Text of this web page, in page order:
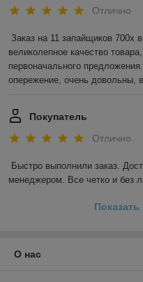
Отлично
Заказ на 11 запайщиков 700х
великолепное качество
первоначального
опережение, очень довольны,
Покупатель
Отлично
Быстро выполнили заказ.
менеджером. Все четко и без
О нас